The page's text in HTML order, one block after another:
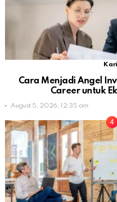
Cara Menjadi Angel
Career untuk
August 5, 2026, 12:35 am